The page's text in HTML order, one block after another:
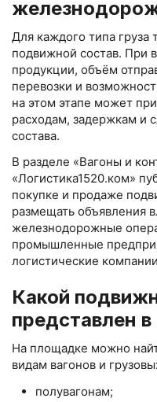
Для каждого типа груза
подвижной состав. При
продукции, объём
перевозки и
на этом этапе может
расходам, задержкам и
состава.
В разделе «Вагоны и
«Логистика1520.ком»
покупке и продаже
размещать объявления
железнодорожные
промышленные
логистические
Какой
представлен
На площадке можно
видам вагонов и
полувагонам;